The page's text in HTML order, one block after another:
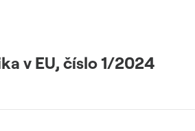
v EU, číslo 1/2024